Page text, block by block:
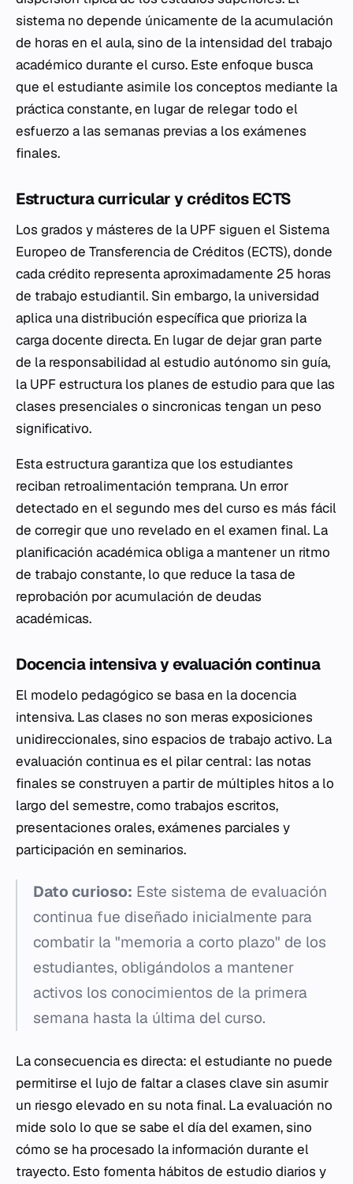
sistema no depende únicamente de la acumulación
de horas en el aula, sino de la intensidad del trabajo
académico durante el curso. Este enfoque busca
que el estudiante asimile los conceptos mediante la
práctica constante, en lugar de relegar todo el
esfuerzo a las semanas previas a los exámenes
finales.
Estructura curricular y créditos ECTS
Los grados y másteres de la UPF siguen el Sistema
Europeo de Transferencia de Créditos (ECTS), donde
cada crédito representa aproximadamente 25 horas
de trabajo estudiantil. Sin embargo, la universidad
aplica una distribución específica que prioriza la
carga docente directa. En lugar de dejar gran parte
de la responsabilidad al estudio autónomo sin guía,
la UPF estructura los planes de estudio para que las
clases presenciales o sincronicas tengan un peso
significativo.
Esta estructura garantiza que los estudiantes
reciban retroalimentación temprana. Un error
detectado en el segundo mes del curso es más fácil
de corregir que uno revelado en el examen final. La
planificación académica obliga a mantener un ritmo
de trabajo constante, lo que reduce la tasa de
reprobación por acumulación de deudas
académicas.
Docencia intensiva y evaluación continua
El modelo pedagógico se basa en la docencia
intensiva. Las clases no son meras exposiciones
unidireccionales, sino espacios de trabajo activo. La
evaluación continua es el pilar central: las notas
finales se construyen a partir de múltiples hitos a lo
largo del semestre, como trabajos escritos,
presentaciones orales, exámenes parciales y
participación en seminarios.
Dato curioso: Este sistema de evaluación
continua fue diseñado inicialmente para
combatir la "memoria a corto plazo" de los
estudiantes, obligándolos a mantener
activos los conocimientos de la primera
semana hasta la última del curso.
La consecuencia es directa: el estudiante no puede
permitirse el lujo de faltar a clases clave sin asumir
un riesgo elevado en su nota final. La evaluación no
mide solo lo que se sabe el día del examen, sino
cómo se ha procesado la información durante el
trayecto. Esto fomenta hábitos de estudio diarios y